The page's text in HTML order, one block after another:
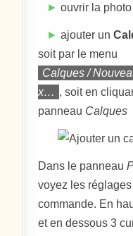
► ouvrir la photo
► ajouter un
soit par le menu
Calques /
x… , soit en
panneau Calques
Dans le panneau
voyez les
commande. En
et en dessous 3